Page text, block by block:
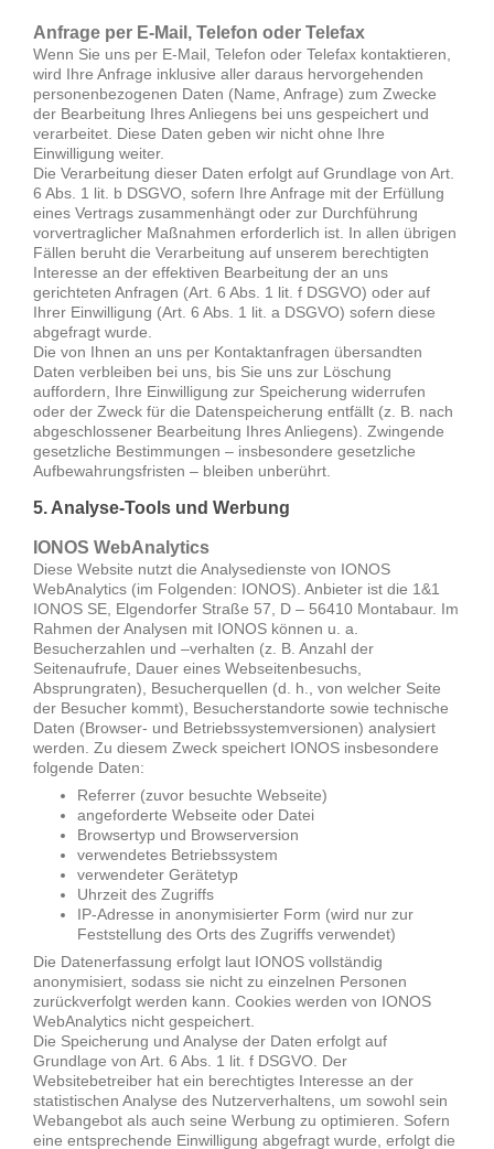
Anfrage per E-Mail, Telefon oder Telefax
Wenn Sie uns per E-Mail, Telefon oder Telefax kontaktieren,
wird Ihre Anfrage inklusive aller daraus hervorgehenden
personenbezogenen Daten (Name, Anfrage) zum Zwecke
der Bearbeitung Ihres Anliegens bei uns gespeichert und
verarbeitet. Diese Daten geben wir nicht ohne Ihre
Einwilligung weiter.
Die Verarbeitung dieser Daten erfolgt auf Grundlage von Art.
6 Abs. 1 lit. b DSGVO, sofern Ihre Anfrage mit der Erfüllung
eines Vertrags zusammenhängt oder zur Durchführung
vorvertraglicher Maßnahmen erforderlich ist. In allen übrigen
Fällen beruht die Verarbeitung auf unserem berechtigten
Interesse an der effektiven Bearbeitung der an uns
gerichteten Anfragen (Art. 6 Abs. 1 lit. f DSGVO) oder auf
Ihrer Einwilligung (Art. 6 Abs. 1 lit. a DSGVO) sofern diese
abgefragt wurde.
Die von Ihnen an uns per Kontaktanfragen übersandten
Daten verbleiben bei uns, bis Sie uns zur Löschung
auffordern, Ihre Einwilligung zur Speicherung widerrufen
oder der Zweck für die Datenspeicherung entfällt (z. B. nach
abgeschlossener Bearbeitung Ihres Anliegens). Zwingende
gesetzliche Bestimmungen – insbesondere gesetzliche
Aufbewahrungsfristen – bleiben unberührt.
5. Analyse-Tools und Werbung
IONOS WebAnalytics
Diese Website nutzt die Analysedienste von IONOS
WebAnalytics (im Folgenden: IONOS). Anbieter ist die 1&1
IONOS SE, Elgendorfer Straße 57, D – 56410 Montabaur. Im
Rahmen der Analysen mit IONOS können u. a.
Besucherzahlen und –verhalten (z. B. Anzahl der
Seitenaufrufe, Dauer eines Webseitenbesuchs,
Absprungraten), Besucherquellen (d. h., von welcher Seite
der Besucher kommt), Besucherstandorte sowie technische
Daten (Browser- und Betriebssystemversionen) analysiert
werden. Zu diesem Zweck speichert IONOS insbesondere
folgende Daten:
Referrer (zuvor besuchte Webseite)
angeforderte Webseite oder Datei
Browsertyp und Browserversion
verwendetes Betriebssystem
verwendeter Gerätetyp
Uhrzeit des Zugriffs
IP-Adresse in anonymisierter Form (wird nur zur
Feststellung des Orts des Zugriffs verwendet)
Die Datenerfassung erfolgt laut IONOS vollständig
anonymisiert, sodass sie nicht zu einzelnen Personen
zurückverfolgt werden kann. Cookies werden von IONOS
WebAnalytics nicht gespeichert.
Die Speicherung und Analyse der Daten erfolgt auf
Grundlage von Art. 6 Abs. 1 lit. f DSGVO. Der
Websitebetreiber hat ein berechtigtes Interesse an der
statistischen Analyse des Nutzerverhaltens, um sowohl sein
Webangebot als auch seine Werbung zu optimieren. Sofern
eine entsprechende Einwilligung abgefragt wurde, erfolgt die